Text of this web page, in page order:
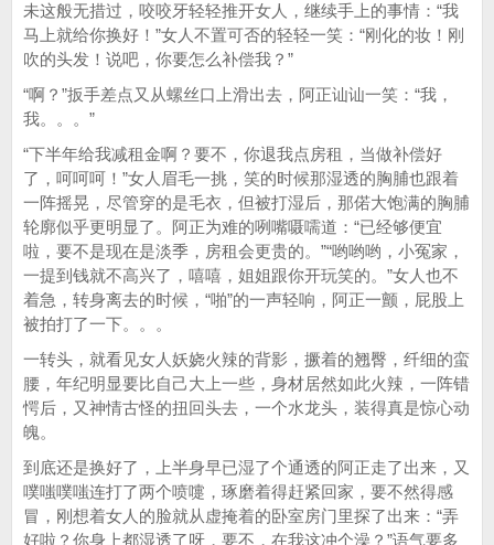
未这般无措过，咬咬牙轻轻推开女人，继续手上的事情：“我
马上就给你换好！”女人不置可否的轻轻一笑：“刚化的妆！刚
吹的头发！说吧，你要怎么补偿我？”
“啊？”扳手差点又从螺丝口上滑出去，阿正讪讪一笑：“我，
我。。。”
“下半年给我减租金啊？要不，你退我点房租，当做补偿好
了，呵呵呵！”女人眉毛一挑，笑的时候那湿透的胸脯也跟着
一阵摇晃，尽管穿的是毛衣，但被打湿后，那偌大饱满的胸脯
轮廓似乎更明显了。阿正为难的咧嘴嗫嚅道：“已经够便宜
啦，要不是现在是淡季，房租会更贵的。”“哟哟哟，小冤家，
一提到钱就不高兴了，嘻嘻，姐姐跟你开玩笑的。”女人也不
着急，转身离去的时候，“啪”的一声轻响，阿正一颤，屁股上
被拍打了一下。。。
一转头，就看见女人妖娆火辣的背影，撅着的翘臀，纤细的蛮
腰，年纪明显要比自己大上一些，身材居然如此火辣，一阵错
愕后，又神情古怪的扭回头去，一个水龙头，装得真是惊心动
魄。
到底还是换好了，上半身早已湿了个通透的阿正走了出来，又
噗嗤噗嗤连打了两个喷嚏，琢磨着得赶紧回家，要不然得感
冒，刚想着女人的脸就从虚掩着的卧室房门里探了出来：“弄
好啦？你身上都湿透了呀，要不，在我这冲个澡？”语气要多